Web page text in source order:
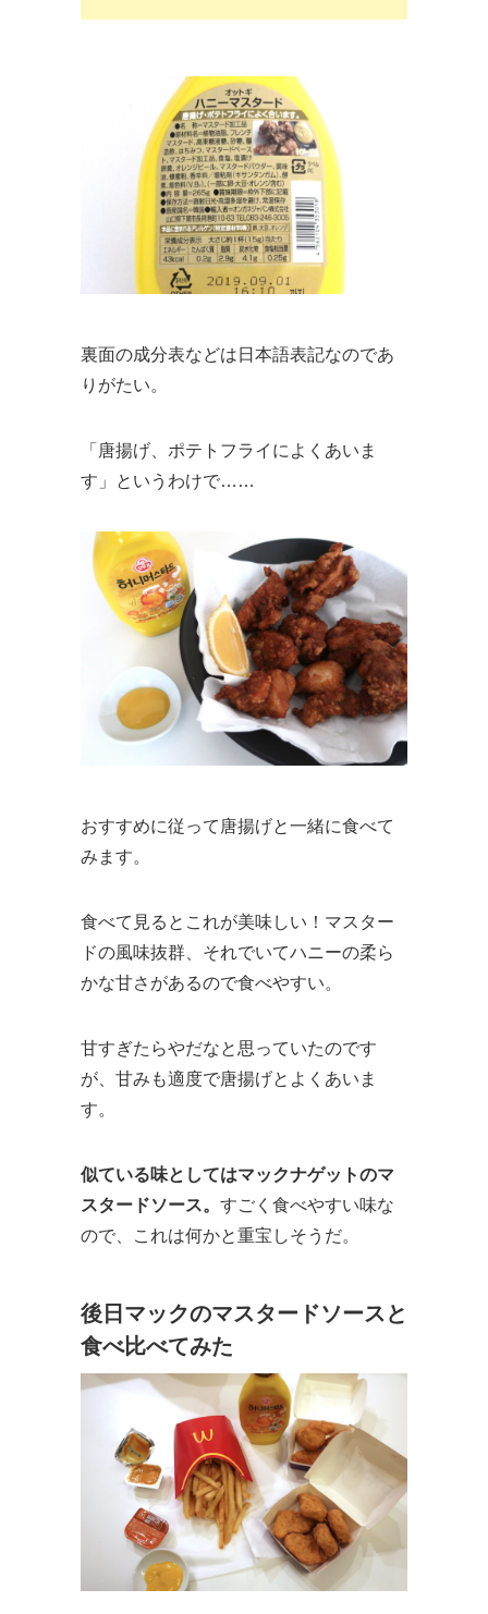
裏面の成分表などは日本語表記なのであ
りがたい。
「唐揚げ、ポテトフライによくあいま
す」というわけで……
おすすめに従って唐揚げと一緒に食べて
みます。
食べて見るとこれが美味しい！マスター
ドの風味抜群、それでいてハニーの柔ら
かな甘さがあるので食べやすい。
甘すぎたらやだなと思っていたのです
が、甘みも適度で唐揚げとよくあいま
す。
似ている味としてはマックナゲットのマ
スタードソース。 すごく食べやすい味な
ので、これは何かと重宝しそうだ。
後日マックのマスタードソースと
食べ比べてみた